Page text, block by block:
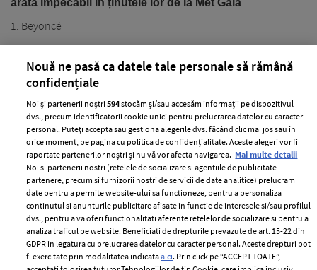
arăta impecabil în ținutele lor de la Met Gala
1. Beyoncé
PARTENERI
Nouă ne pasă ca datele tale personale să rămână
confidențiale
Noi și partenerii noștri594stocăm și/sau accesăm informații pe dispozitivul
dvs., precum identificatorii cookie unici pentru prelucrarea datelor cu caracter
personal. Puteți accepta sau gestiona alegerile dvs. făcând clic mai jos sau în
orice moment, pe pagina cu politica de confidențialitate. Aceste alegeri vor fi
raportate partenerilor noștri și nu vă vor afecta navigarea. Mai multe detalii
Noi si partenerii nostri (retelele de socializare si agentiile de publicitate
partenere, precum si furnizorii nostri de servicii de date analitice) prelucram
date pentru a permite website-ului sa functioneze, pentru a personaliza
continutul si anunturile publicitare afisate in functie de interesele si/sau profilul
dvs., pentru a va oferi functionalitati aferente retelelor de socializare si pentru a
analiza traficul pe website. Beneficiati de drepturile prevazute de art. 15-22 din
GDPR in legatura cu prelucrarea datelor cu caracter personal. Aceste drepturi pot
fi exercitate prin modalitatea indicataaici. Prin click pe “ACCEPT TOATE”,